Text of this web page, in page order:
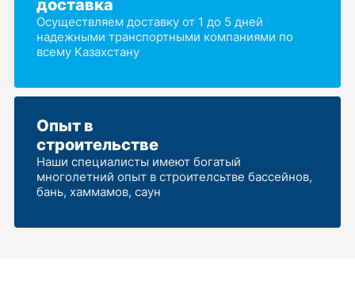
доставка
Осуществляем доставку от 1 до 5 дней
надежными транспортными компаниями по
всему Казахстану
Опыт в
строительстве
Наши специалисты имеют богатый
многолетний опыт в строителсьтве бассейнов,
бань, хаммамов, саун